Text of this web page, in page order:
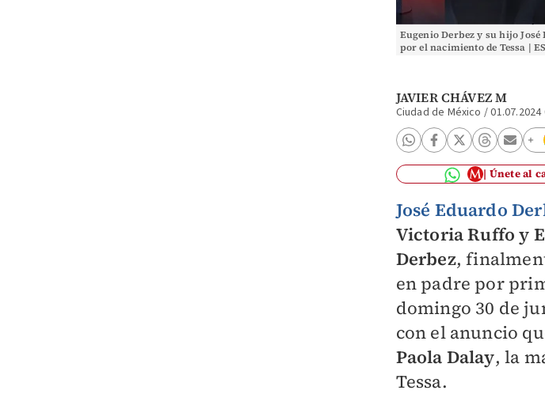
Eugenio Derbez y su hijo
por el nacimiento de Tessa |
JAVIER CHÁVEZ M
Ciudad de México /01.07.2024
Únete al
José Eduardo
Victoria Ruffo y
Derbez,
en padre por
domingo 30 de
con el anuncio
Paola Dalay, la
Tessa.